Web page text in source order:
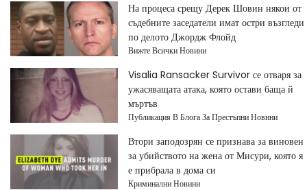
На процеса срещу Дерек Шовин някои от
съдебните заседатели имат остри възгледи
по делото Джордж Флойд
Вижте Всички Новини
Visalia Ransacker Survivor се отваря за
ужасяващата атака, която остави баща й
мъртъв
Публикация В Блога За Престъпни Новини
Втори заподозрян се признава за виновен
за убийството на жена от Мисури, която я
е прибрала в дома си
Криминални Новини